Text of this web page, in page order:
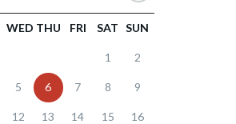
WED THU FRI SAT SUN
1 2
5 6 7 8 9
12 13 14 15 16